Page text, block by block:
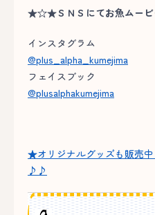
★☆★ＳＮＳにてお魚ムー
インスタグラム
@plus_alpha_kumejima
フェイスブック
@plusalphakumejima
★オリジナルグッズも販売
♪♪